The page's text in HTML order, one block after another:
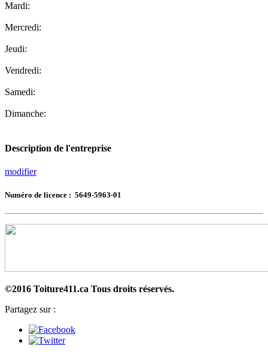
Mardi:
Mercredi:
Jeudi:
Vendredi:
Samedi:
Dimanche:
Description de l'entreprise
modifier
Numéro de licence : 5649-5963-01
©2016 Toiture411.ca Tous droits réservés.
Partagez sur :